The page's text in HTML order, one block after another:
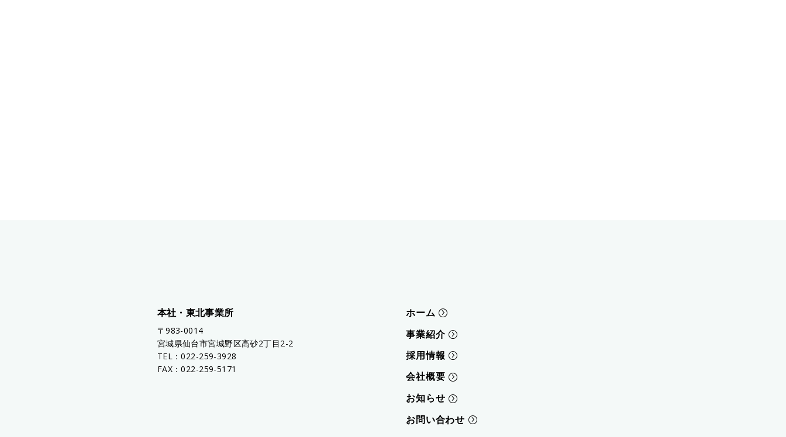
本社・東北事業所
〒983-0014
宮城県仙台市宮城野区高砂2丁目2-2
TEL：022-259-3928
FAX：022-259-5171
ホーム
事業紹介
採用情報
会社概要
お知らせ
お問い合わせ